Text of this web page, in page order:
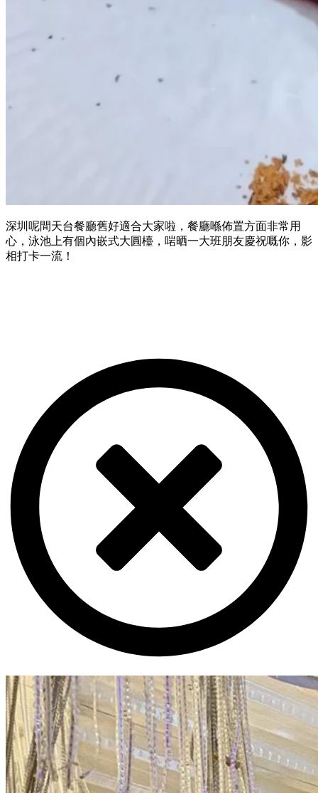
深圳呢間天台餐廳舊好適合大家啦，餐廳喺佈置方面非常用
心，泳池上有個內嵌式大圓檯，啱晒一大班朋友慶祝嘅你，影
相打卡一流！